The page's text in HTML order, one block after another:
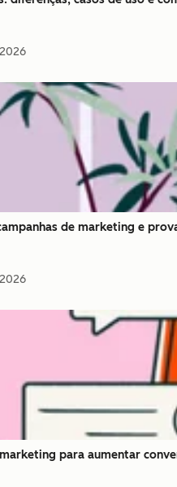
de marketing e
para aumentar